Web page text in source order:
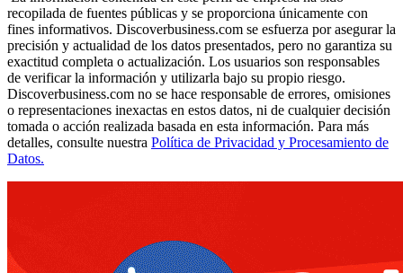
recopilada de fuentes públicas y se proporciona únicamente con
fines informativos. Discoverbusiness.com se esfuerza por asegurar la
precisión y actualidad de los datos presentados, pero no garantiza su
exactitud completa o actualización. Los usuarios son responsables
de verificar la información y utilizarla bajo su propio riesgo.
Discoverbusiness.com no se hace responsable de errores, omisiones
o representaciones inexactas en estos datos, ni de cualquier decisión
tomada o acción realizada basada en esta información. Para más
detalles, consulte nuestra Política de Privacidad y Procesamiento de
Datos.